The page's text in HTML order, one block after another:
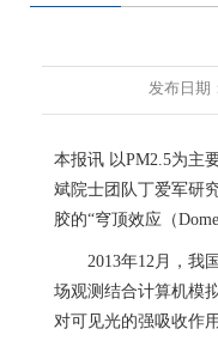
发布日期
本报讯 以PM2.5为主
斌院士团队丁爱军研
胶的“穹顶效应（
2013年12月，我国
场观测结合计算机模
对可见光的强吸收作